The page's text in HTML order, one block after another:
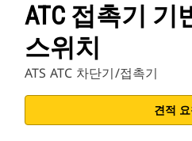
ATC 접촉기 기
스위치
ATS ATC 차단기/접촉기
견적